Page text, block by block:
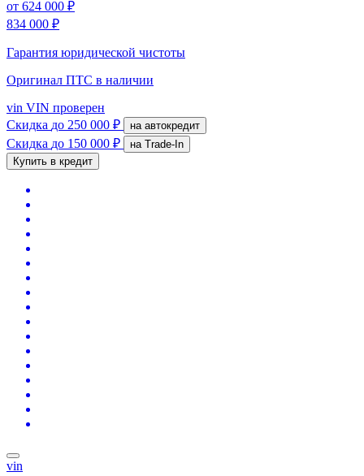
от 624 000 ₽
834 000 ₽
Гарантия юридической чистоты
Оригинал ПТС в наличии
vin VIN проверен
Скидка до 250 000 ₽ на автокредит
Скидка до 150 000 ₽
на Trade-In
Купить в кредит
vin